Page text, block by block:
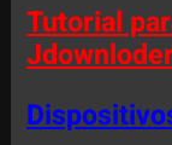
Tutorial